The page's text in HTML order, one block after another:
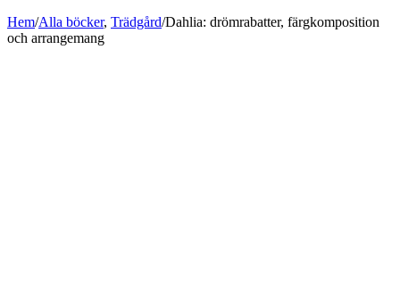
Hem/Alla böcker, Trädgård/Dahlia: drömrabatter, färgkomposition
och arrangemang